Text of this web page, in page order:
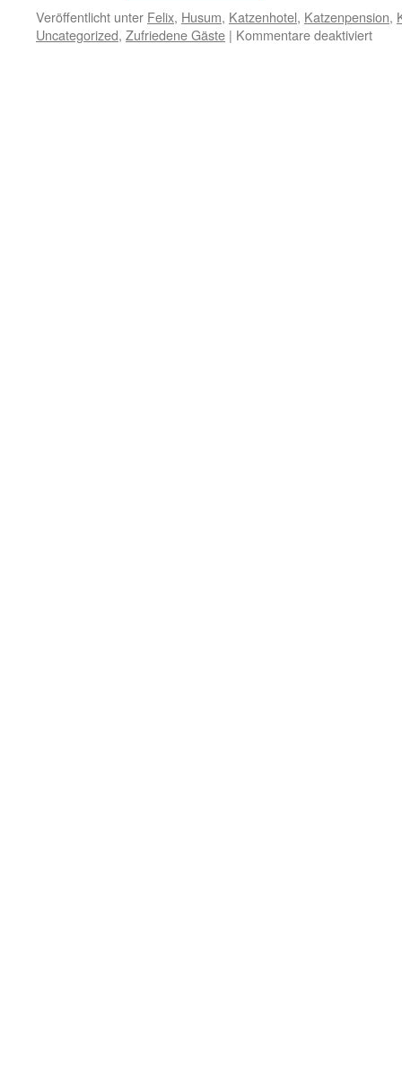
Veröffentlicht unter Felix, Husum, Katzenhotel, Katzenpension,
Uncategorized, Zufriedene Gäste | Kommentare deaktiviertfür